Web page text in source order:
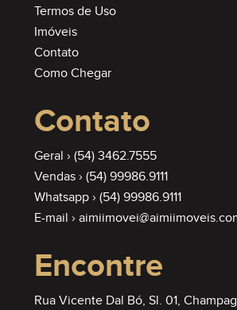
Termos de Uso
Imóveis
Contato
Como Chegar
Contato
Geral › (54) 3462.7555
Vendas › (54) 99986.9111
Whatsapp › (54) 99986.9111
E-mail ›
Encontre
Rua Vicente Dal Bó, Sl. 01,